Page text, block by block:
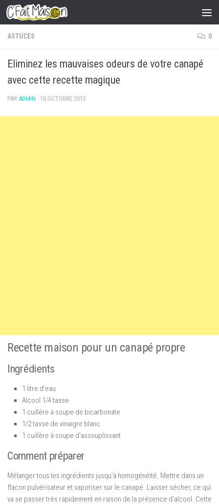
Skip to content
ASTUCES 0
Eliminez les mauvaises odeurs de votre canapé
avec cette recette magique
PAR ADMIN · 10 OCTOBRE 2015
Recette maison pour un canapé propre
Ingrédients
1 litre d’eau
Alcool 1/4 tasse
1 cuillère à soupe de bicarbonate
1/2 tasse de vinaigre blanc
1 cuillère à soupe d’assouplissant
Comment préparer
Mélanger tous les ingrédients jusqu’à homogénéité. Mettre dans un
flacon pulvérisateur et vaporiser sur le canapé. Laisser sécher, ce qui
va se passer très rapidement en raison de la présence d’alcool. Cette